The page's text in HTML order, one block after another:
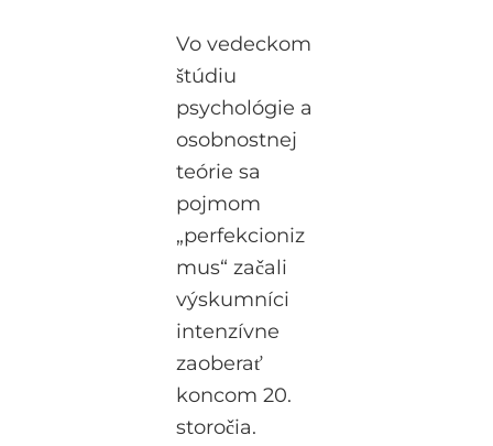
Vo vedeckom
štúdiu
psychológie a
osobnostnej
teórie sa
pojmom
„perfekcioniz
mus“ začali
výskumníci
intenzívne
zaoberať
koncom 20.
storočia.